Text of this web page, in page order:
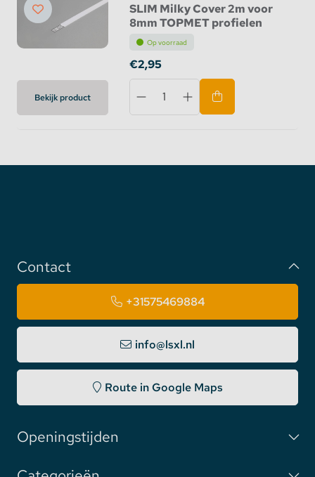
Bekijk product
SLIM Milky Cover 2m voor
8mm TOPMET profielen
Op voorraad
€2,95
Contact
+31575469884
info@lsxl.nl
Route in Google Maps
Openingstijden